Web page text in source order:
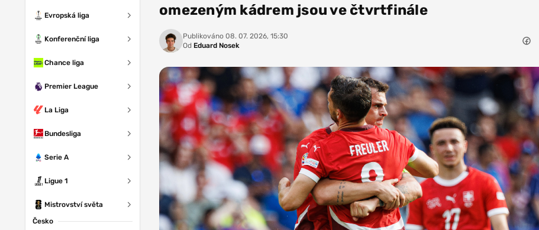
Evropská liga
Konferenční liga
Chance liga
Premier League
La Liga
Bundesliga
Serie A
Ligue 1
Mistrovství světa
Česko
omezeným kádrem jsou ve čtvrtfinále
Publikováno 08. 07. 2026, 15:30
Od Eduard Nosek